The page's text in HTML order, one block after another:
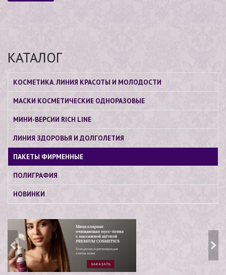
КАТАЛОГ
КОСМЕТИКА. ЛИНИЯ КРАСОТЫ И МОЛОДОСТИ
МАСКИ КОСМЕТИЧЕСКИЕ ОДНОРАЗОВЫЕ
МИНИ-ВЕРСИИ RICH LINE
ЛИНИЯ ЗДОРОВЬЯ И ДОЛГОЛЕТИЯ
ПАКЕТЫ ФИРМЕННЫЕ
ПОЛИГРАФИЯ
НОВИНКИ